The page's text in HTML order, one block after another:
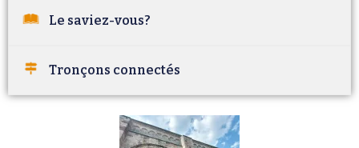
Le saviez-vous?
Tronçons connectés